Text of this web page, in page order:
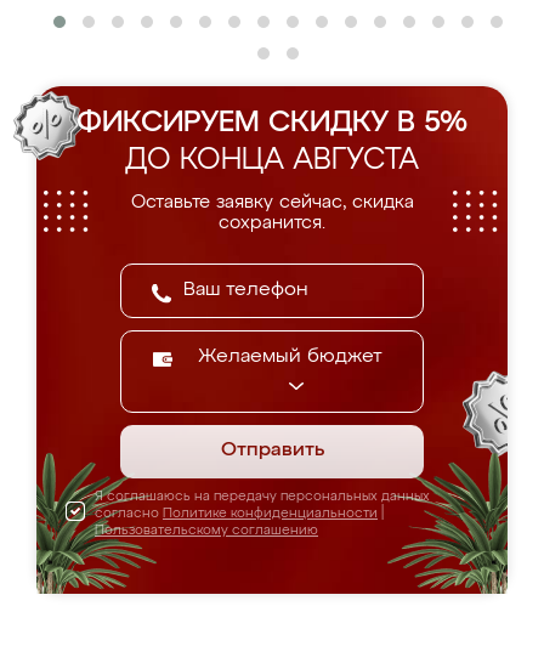
ФИКСИРУЕМ СКИДКУ В 5%
ДО КОНЦА АВГУСТА
Оставьте заявку сейчас, скидка
сохранится.
Желаемый бюджет
Отправить
Я соглашаюсь на передачу персональных данных
согласно Политике конфиденциальности
Пользовательскому соглашению